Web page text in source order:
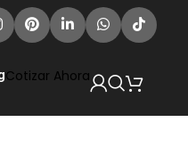
Cotizar Ahora